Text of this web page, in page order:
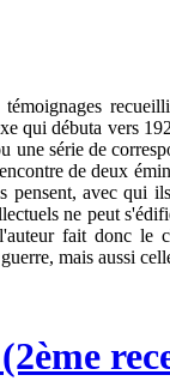
qui débuta vers
série de
de deux
avec qui
ne peut
fait donc le
mais aussi